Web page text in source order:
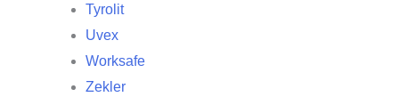
Tyrolit
Uvex
Worksafe
Zekler